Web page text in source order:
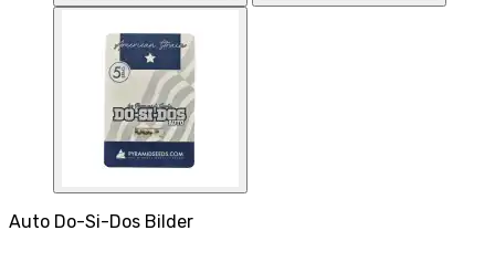
Auto Do-Si-Dos Bilder